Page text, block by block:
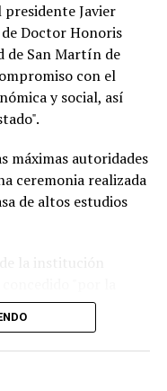
por los
Punta del Este.
clave al
a los
en una situación
presidente Javier
Doctor Honoris
de San Martín de
con el
y social, así
máximas autoridades
ceremonia realizada
de altos estudios
que impulsa el
orientadas a
desde el